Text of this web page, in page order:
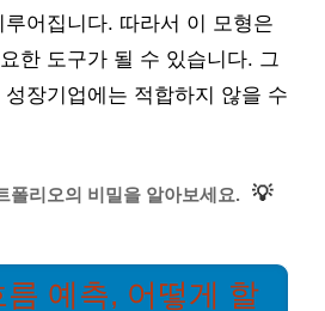
어집니다. 따라서 이 모형은
한 도구가 될 수 있습니다. 그
장기업에는 적합하지 않을 수
폴리오의 비밀을 알아보세요. 💡
예측, 어떻게 할